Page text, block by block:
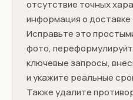
отсутствие точных
информация о
Исправьте это
фото,
ключевые запросы,
и укажите реальные
Также удалите